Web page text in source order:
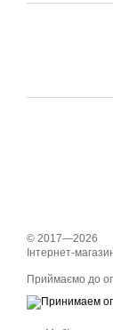
© 2017—2026
Інтернет-
Приймаємо до